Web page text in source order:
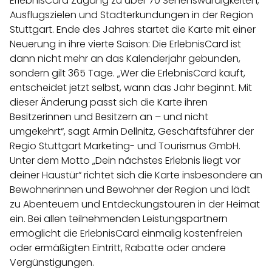
Ausflugszielen und Stadterkundungen in der Region
Stuttgart. Ende des Jahres startet die Karte mit einer
Neuerung in ihre vierte Saison: Die ErlebnisCard ist
dann nicht mehr an das Kalenderjahr gebunden,
sondern gilt 365 Tage. „Wer die ErlebnisCard kauft,
entscheidet jetzt selbst, wann das Jahr beginnt. Mit
dieser Änderung passt sich die Karte ihren
Besitzerinnen und Besitzern an – und nicht
umgekehrt“, sagt Armin Dellnitz, Geschäftsführer der
Regio Stuttgart Marketing- und Tourismus GmbH.
Unter dem Motto „Dein nächstes Erlebnis liegt vor
deiner Haustür“ richtet sich die Karte insbesondere an
Bewohnerinnen und Bewohner der Region und lädt
zu Abenteuern und Entdeckungstouren in der Heimat
ein. Bei allen teilnehmenden Leistungspartnern
ermöglicht die ErlebnisCard einmalig kostenfreien
oder ermäßigten Eintritt, Rabatte oder andere
Vergünstigungen.